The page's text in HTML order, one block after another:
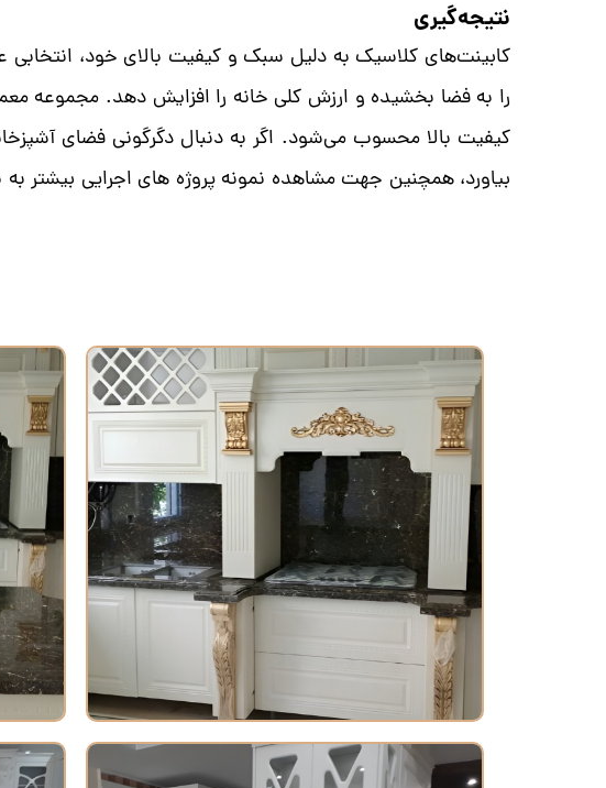
نتیجه‌گیری
کابینت‌های کلاسیک به دلیل سبک و کیفیت بالای خود،
را به فضا بخشیده و ارزش کلی خانه را افزایش دهد. مجموعه
کیفیت بالا محسوب می‌شود. اگر به دنبال دگرگونی فضای
بیاورد، همچنین جهت مشاهده نمونه پروژه های اجرایی بیشتر
کابینت ممبران در کرج 06